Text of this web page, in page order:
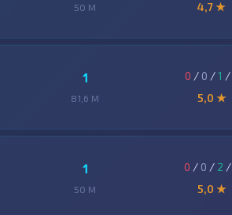
50 M
4,7 ★
1
81,6 M
0 / 0 /1 /
5,0 ★
1
50 M
0 / 0 / 2 /
5,0 ★